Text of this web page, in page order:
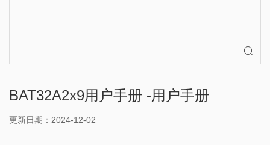

BAT32A2x9用户手册 -用户手册
更新日期：2024-12-02